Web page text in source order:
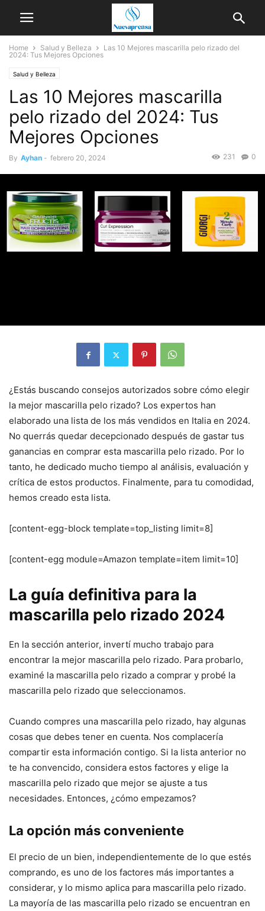
Home Salud y Belleza
Las 10 Mejores mascarilla pelo rizado del
2024: Tus Mejores Opciones
Salud y Belleza
Las 10 Mejores mascarilla
pelo rizado del 2024: Tus
Mejores Opciones
By Ayhan - febrero 20, 2024 0
231
¿Estás buscando consejos autorizados sobre cómo elegir
la mejor mascarilla pelo rizado? Los expertos han
elaborado una lista de los más vendidos en Italia en 2024.
No querrás quedar decepcionado después de gastar tus
ganancias en comprar esta mascarilla pelo rizado. Por lo
tanto, he dedicado mucho tiempo al análisis, evaluación y
crítica de estos productos. Finalmente, para tu comodidad,
hemos creado esta lista.
[content-egg-block template=top_listing limit=8]
[content-egg module=Amazon template=item limit=10]
La guía definitiva para la
mascarilla pelo rizado 2024
En la sección anterior, invertí mucho trabajo para
encontrar la mejor mascarilla pelo rizado. Para probarlo,
examiné la mascarilla pelo rizado a comprar y probé la
mascarilla pelo rizado que seleccionamos.
Cuando compres una mascarilla pelo rizado, hay algunas
cosas que debes tener en cuenta. Nos complacería
compartir esta información contigo. Si la lista anterior no
te ha convencido, considera estos factores y elige la
mascarilla pelo rizado que mejor se ajuste a tus
necesidades. Entonces, ¿cómo empezamos?
La opción más conveniente
El precio de un bien, independientemente de lo que estés
comprando, es uno de los factores más importantes a
considerar, y lo mismo aplica para mascarilla pelo rizado.
La mayoría de las mascarilla pelo rizado se encuentran en